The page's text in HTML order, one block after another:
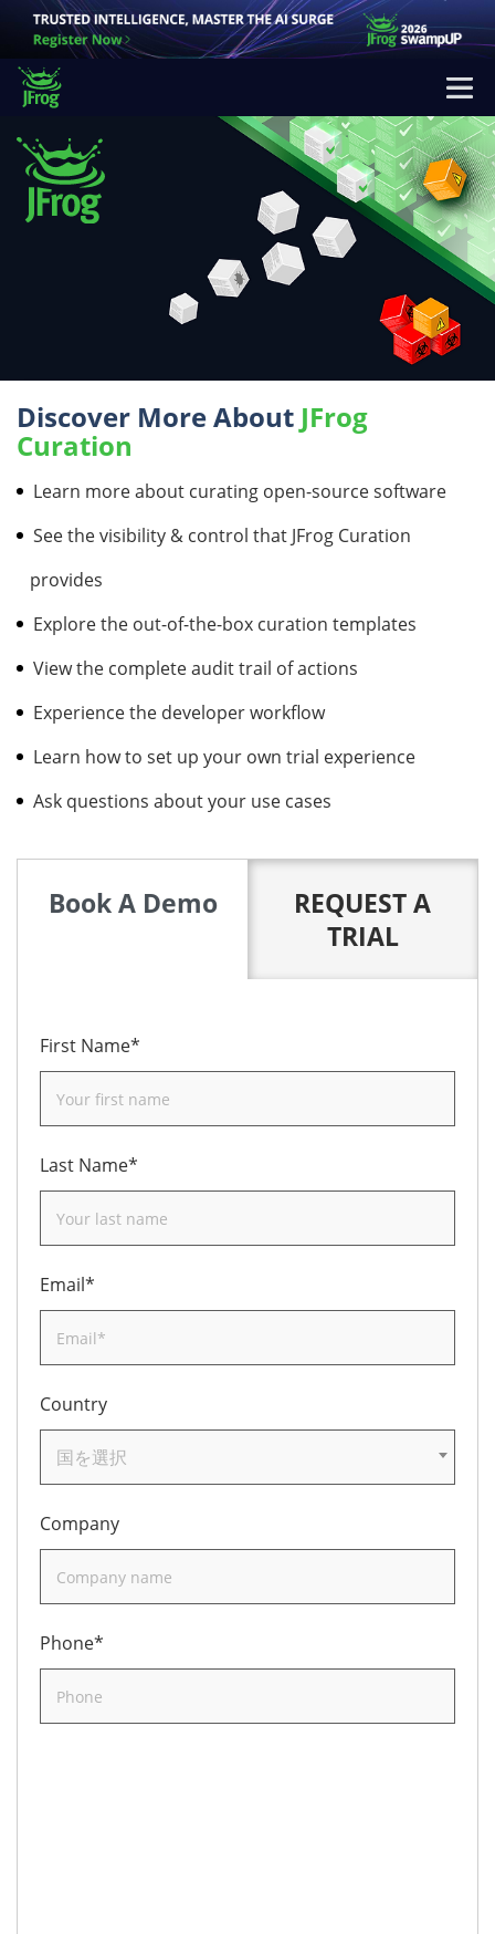
Discover More About JFrog
Curation
Learn more about curating open-source software
See the visibility & control that JFrog Curation
provides
Explore the out-of-the-box curation templates
View the complete audit trail of actions
Experience the developer workflow
Learn how to set up your own trial experience
Ask questions about your use cases
Book A Demo
REQUEST A
TRIAL
First Name*
Last Name*
Email*
Country
国を選択
Company
Phone*